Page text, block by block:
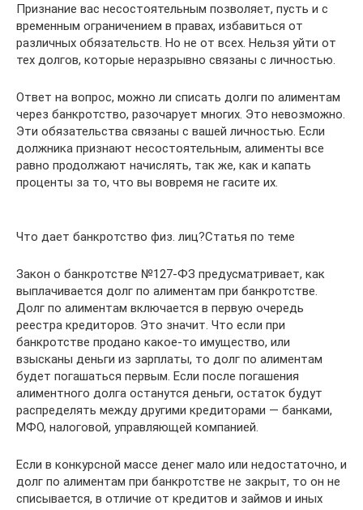
Признание вас несостоятельным позволяет, пусть и с
временным ограничением в правах, избавиться от
различных обязательств. Но не от всех. Нельзя уйти от
тех долгов, которые неразрывно связаны с личностью.
Ответ на вопрос, можно ли списать долги по алиментам
через банкротство, разочарует многих. Это невозможно.
Эти обязательства связаны с вашей личностью. Если
должника признают несостоятельным, алименты все
равно продолжают начислять, так же, как и капать
проценты за то, что вы вовремя не гасите их.
Что дает банкротство физ. лиц?Статья по теме
Закон о банкротстве №127-ФЗ предусматривает, как
выплачивается долг по алиментам при банкротстве.
Долг по алиментам включается в первую очередь
реестра кредиторов. Это значит. Что если при
банкротстве продано какое-то имущество, или
взысканы деньги из зарплаты, то долг по алиментам
будет погашаться первым. Если после погашения
алиментного долга останутся деньги, остаток будут
распределять между другими кредиторами — банками,
МФО, налоговой, управляющей компанией.
Если в конкурсной массе денег мало или недостаточно, и
долг по алиментам при банкротстве не закрыт, то он не
списывается, в отличие от кредитов и займов и иных